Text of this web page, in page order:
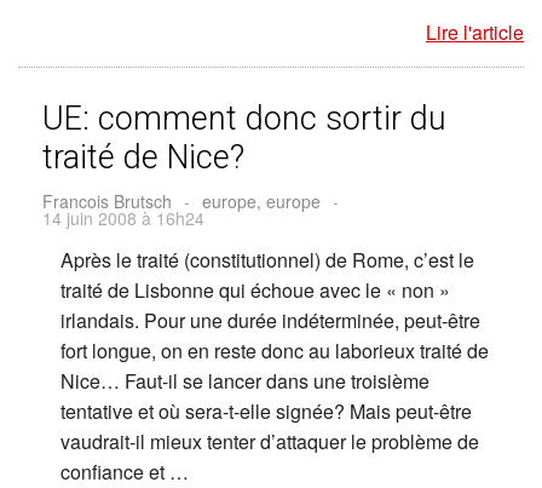
Lire l'article
UE: comment donc sortir du
traité de Nice?
Francois Brutsch - europe, europe -
14 juin 2008 à 16h24
Après le traité (constitutionnel) de Rome, c’est le
traité de Lisbonne qui échoue avec le « non »
irlandais. Pour une durée indéterminée, peut-être
fort longue, on en reste donc au laborieux traité de
Nice… Faut-il se lancer dans une troisième
tentative et où sera-t-elle signée? Mais peut-être
vaudrait-il mieux tenter d’attaquer le problème de
confiance et …